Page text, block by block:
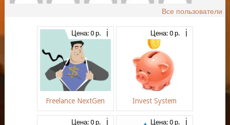
Все пользователи
Цена: 0 р.
Freelance NextGen
Цена: 0 р.
Invest System
Цена: 0 р. Цена: 0 р.